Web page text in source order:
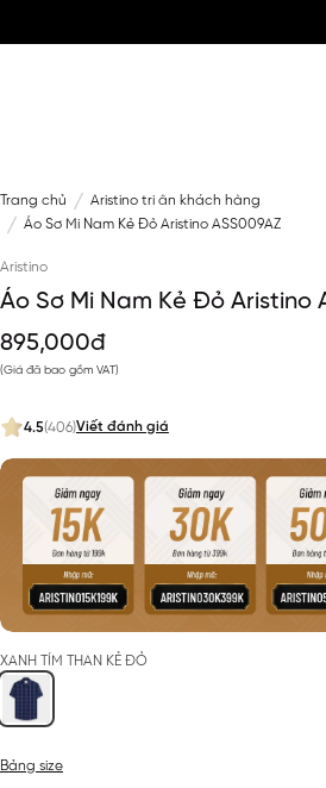
Trang chủ
Aristino tri ân khách hàng
Áo Sơ Mi Nam Kẻ Đỏ Aristino ASS009AZ
Aristino
Áo Sơ Mi Nam Kẻ Đỏ Aristino
895,000đ
(Giá đã bao gồm VAT)
4.5(406)Viết đánh giá
XANH TÍM THAN KẺ ĐỎ
Bảng size